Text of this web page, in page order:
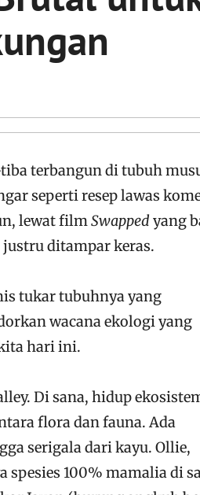
terbangun di tubuh
seperti resep lawas
lewat filmSwapped yang
ditampar keras.
tukar tubuhnya yang
wacana ekologi yang
hari ini.
Di sana, hidup
flora dan fauna. Ada
serigala dari kayu. Ollie,
100% mamalia di